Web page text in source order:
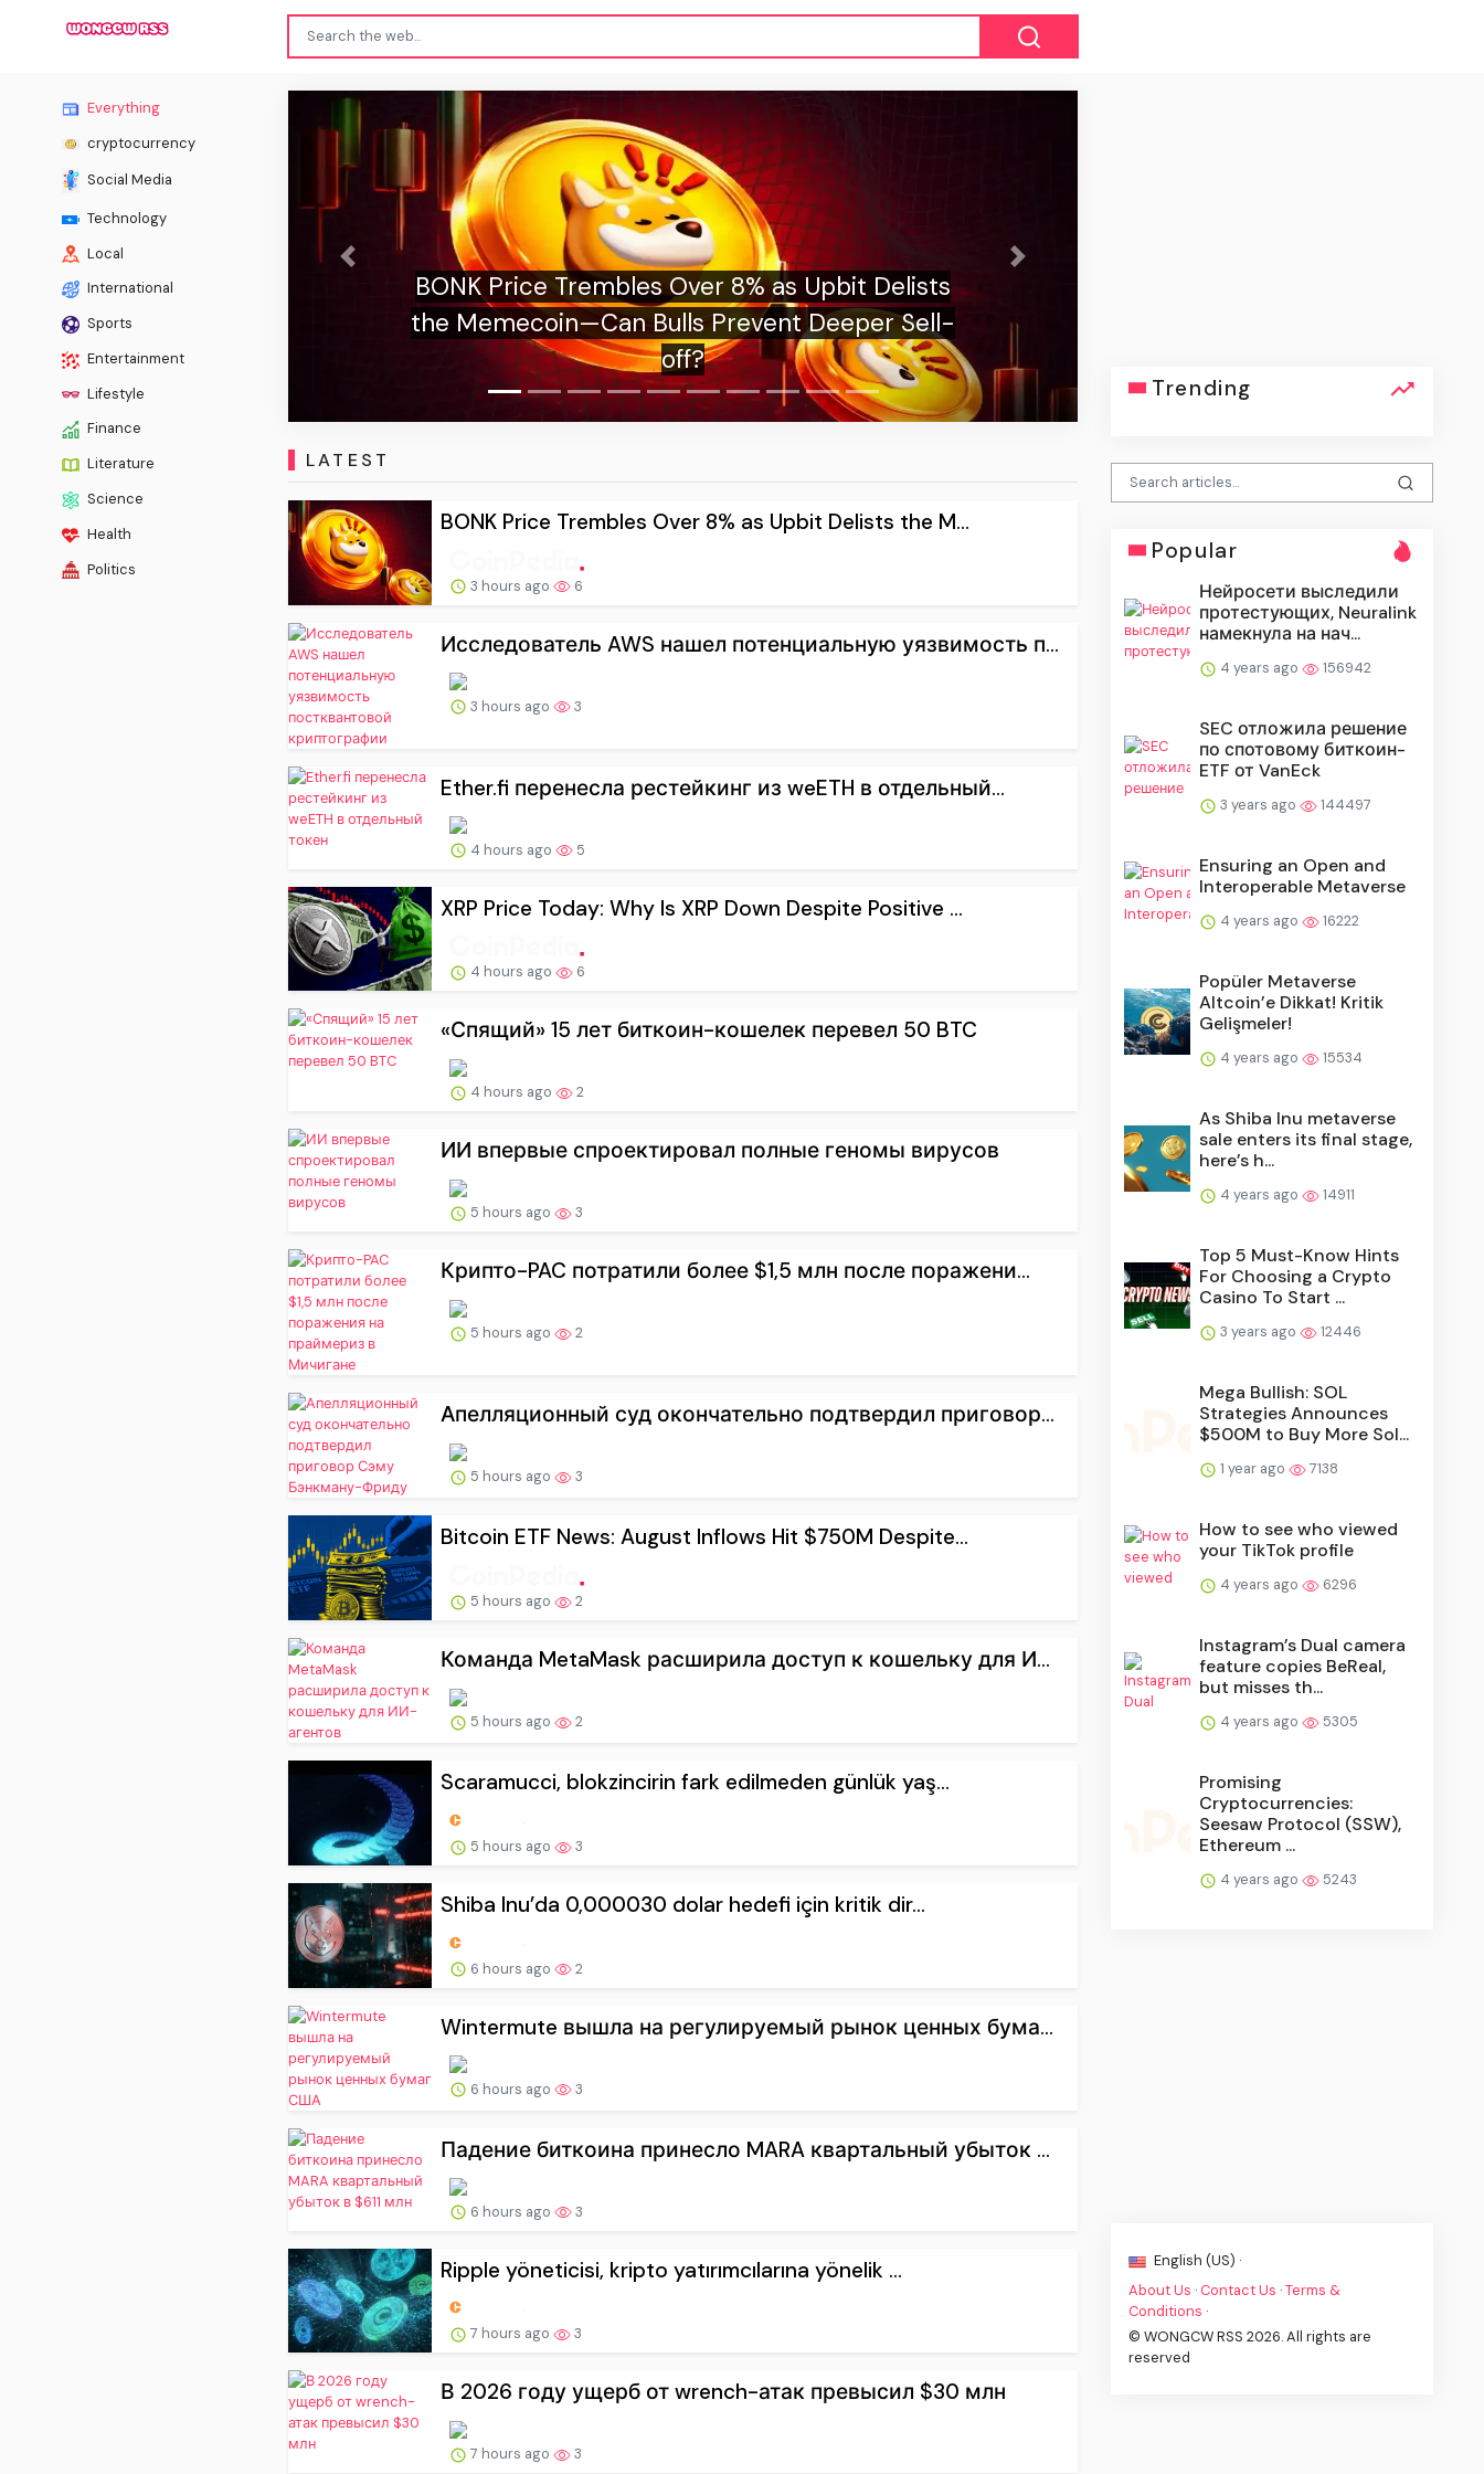
Everything
cryptocurrency
Social Media
Technology
Local
International
Sports
Entertainment
Lifestyle
Finance
Literature
Science
Health
Politics
Price Trembles Over 8% as Upbit Delists
Bulls Prevent Deeper Sell-
Исследователь AWS нашел потенциальную
уязвимость постквантовой криптографии
Previous Next
LATEST
BONK Price Trembles Over 8% as Upbit Delists the M...
3 hours ago 6
Исследователь AWS нашел потенциальную уязвимость п...
3 hours ago 3
Ether.fi перенесла рестейкинг из weETH в отдельный...
4 hours ago 5
XRP Price Today: Why Is XRP Down Despite Positive ...
4 hours ago 6
«Спящий» 15 лет биткоин-кошелек перевел 50 BTC
4 hours ago 2
ИИ впервые спроектировал полные геномы вирусов
5 hours ago 3
Крипто-PAC потратили более $1,5 млн после поражени...
5 hours ago 2
Апелляционный суд окончательно подтвердил приговор...
5 hours ago 3
Bitcoin ETF News: August Inflows Hit $750M Despite...
5 hours ago 2
Команда MetaMask расширила доступ к кошельку для И...
5 hours ago 2
Scaramucci, blokzincirin fark edilmeden günlük yaş...
5 hours ago 3
Shiba Inu’da 0,000030 dolar hedefi için kritik dir...
6 hours ago 2
Wintermute вышла на регулируемый рынок ценных бума...
6 hours ago 3
Падение биткоина принесло MARA квартальный убыток ...
6 hours ago 3
Ripple yöneticisi, kripto yatırımcılarına yönelik ...
7 hours ago 3
В 2026 году ущерб от wrench-атак превысил $30 млн
7 hours ago 3
Trending
Popular
Нейросети выследили
протестующих, Neuralink
намекнула на нач...
4 years ago 156942
SEC отложила решение
по спотовому биткоин-
ETF от VanEck
3 years ago 144497
Ensuring an Open and
Interoperable Metaverse
4 years ago 16222
Popüler Metaverse
Altcoin’e Dikkat! Kritik
Gelişmeler!
4 years ago 15534
As Shiba Inu metaverse
sale enters its final stage,
here’s h...
4 years ago 14911
Top 5 Must-Know Hints
For Choosing a Crypto
Casino To Start ...
3 years ago 12446
Mega Bullish: SOL
Strategies Announces
$500M to Buy More Sol...
1 year ago 7138
How to see who viewed
your TikTok profile
4 years ago 6296
Instagram’s Dual camera
feature copies BeReal,
but misses th...
4 years ago 5305
Promising
Cryptocurrencies:
Seesaw Protocol (SSW),
Ethereum ...
4 years ago 5243
English (US) ·
About Us · Contact Us ·Terms &
Conditions ·
© WONGCW RSS 2026. All rights are
reserved